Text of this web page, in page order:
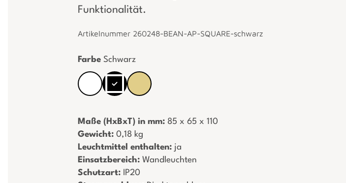
Funktionalität.
Artikelnummer 260248-BEAN-AP-SQUARE-schwarz
Farbe Schwarz
Maße (HxBxT) in mm: ­ 85 x 65 x 110
Gewicht: ­ 0,18 kg
Leuchtmittel enthalten: ­ ja
Einsatzbereich: ­ Wandleuchten
Schutzart: ­ IP20